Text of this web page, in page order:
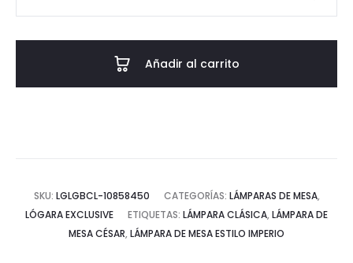
Añadir al carrito
SKU: LGLGBCL-10858450 CATEGORÍAS: LÁMPARAS DE MESA,
LÓGARA EXCLUSIVE
ETIQUETAS: LÁMPARA CLÁSICA, LÁMPARA DE
MESA CÉSAR, LÁMPARA DE MESA ESTILO IMPERIO